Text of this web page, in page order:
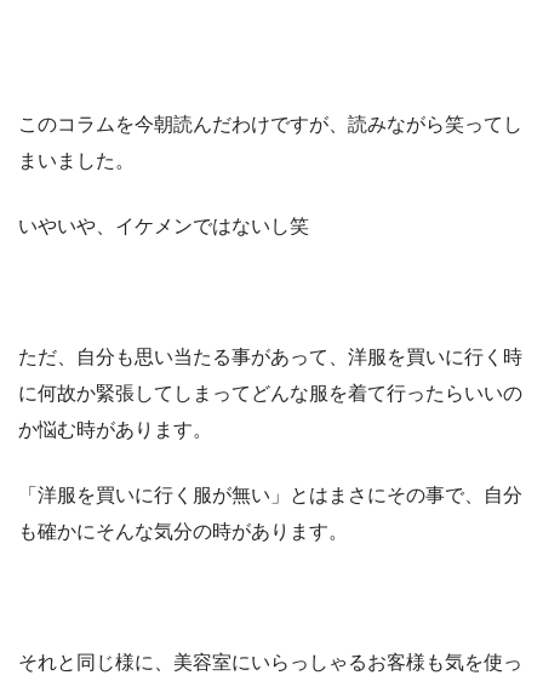
このコラムを今朝読んだわけですが、読みながら笑ってし
まいました。
いやいや、イケメンではないし笑
ただ、自分も思い当たる事があって、洋服を買いに行く時
に何故か緊張してしまってどんな服を着て行ったらいいの
か悩む時があります。
「洋服を買いに行く服が無い」とはまさにその事で、自分
も確かにそんな気分の時があります。
それと同じ様に、美容室にいらっしゃるお客様も気を使っ